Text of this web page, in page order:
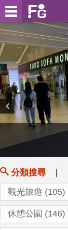
分類搜尋
觀光旅遊 (105)
休憩公園 (146)